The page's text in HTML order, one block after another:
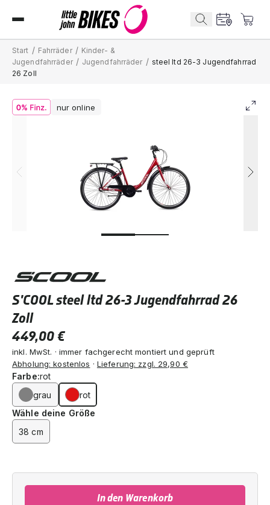
Start / Fahrräder / Kinder- &
Jugendfahrräder / Jugendfahrräder / steel ltd 26-3 Jugendfahrrad
26 Zoll
nur online
S'COOL steel ltd 26-3 Jugendfahrrad 26
Zoll
449,00 €
inkl. MwSt. · immer fachgerecht montiert und geprüft
Abholung: kostenlos · Lieferung: zzgl. 29,90 €
Farbe:rot
grau
rot
Wähle deine Größe
38 cm
In den Warenkorb